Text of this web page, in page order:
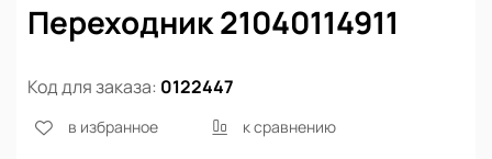
Переходник 21040114911
Код для заказа: 0122447
в избранное к сравнению